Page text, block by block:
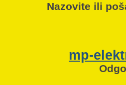
Nazovite ili
mp-